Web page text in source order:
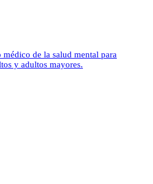
de la salud mental para
y adultos mayores.